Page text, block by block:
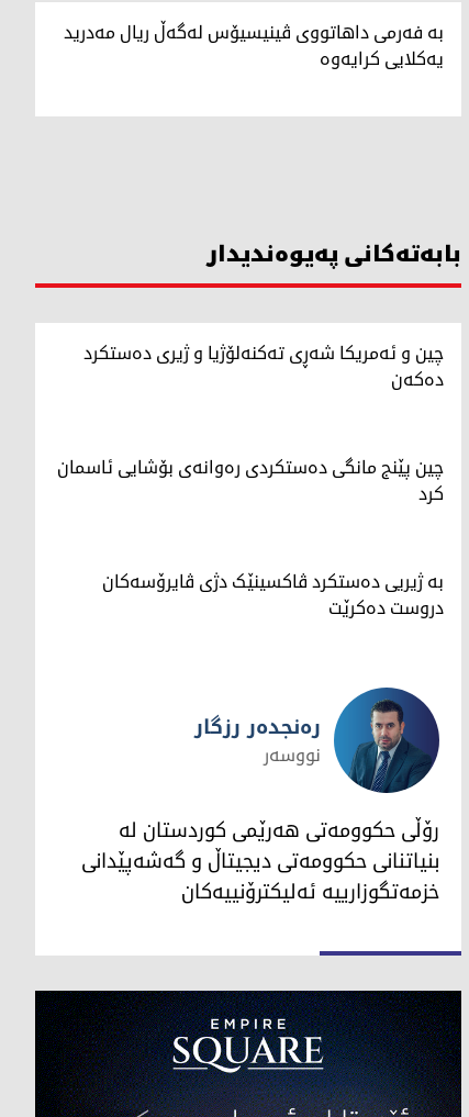
بە فەرمی داهاتووی ڤینیسیۆس لەگەڵ ریال مەدرید
یەکلایی کرایەوە
بابەتەکانی پەیوەندیدار
چین و ئەمریکا شەڕی تەکنەلۆژیا و ژیری دەستکرد
دەکەن
چین پێنج مانگی دەستکردی رەوانەی بۆشایی ئاسمان
کرد
بە ژیریی دەستکرد ڤاکسینێک دژی ڤایرۆسەکان
دروست دەکرێت
رەنجدەر رزگار
رەنجدەر رزگار
نووسەر
رۆڵی حکوومەتی هەرێمی کوردستان لە
بنیاتنانی حکوومەتی دیجیتاڵ و گەشەپێدانی
خزمەتگوزارییە ئەلیکترۆنییەکان